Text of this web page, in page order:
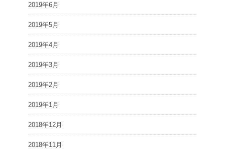
2019年6月
2019年5月
2019年4月
2019年3月
2019年2月
2019年1月
2018年12月
2018年11月